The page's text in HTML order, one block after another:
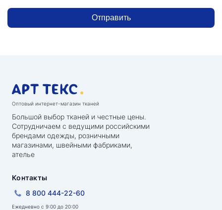
Отправить
Оптовый интернет-магазин тканей
Большой выбор тканей и честные цены.
Сотрудничаем с ведущими российскими
брендами одежды, розничными
магазинами, швейными фабриками,
ателье
Контакты
8 800 444-22-60
Ежедневно с 9:00 до 20:00